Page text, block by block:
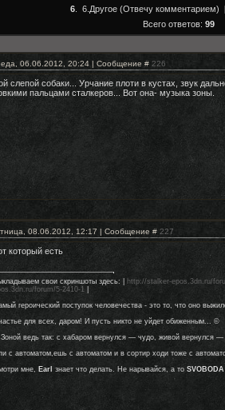
6. 6.Другое (Отвечу комментарием)
Всего ответов: 99
06.06.2012, 20:24 | Сообщение # 226
слепой собаки... Урчание плоти в кустах, звук
пальцами сталкеров... Вот она- музыка зоны.
08.06.2012, 12:17 | Сообщение # 227
который есть
свои скриншоты здесь: | http://stalker-epos.3dn.ru/
forum/5-2410-1
героический поступок человечества - это то, что оно
для всех, даром! И пусть никто не уйдет обиженным... ©
ведь так: с хабаром вернулся — чудо, живой вернулся
с автоматом,ешь с автоматом и в сортир ходи тоже с
мне, Earl знает что делать. Не нарывайся, а то SVOBODA